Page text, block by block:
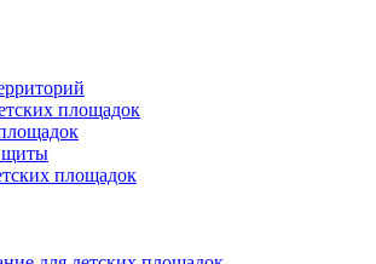
площадок
щиты
площадок